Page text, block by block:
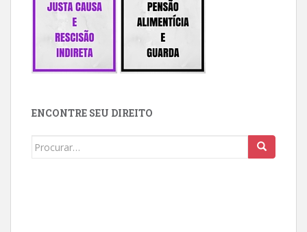
ENCONTRE SEU DIREITO
Buscar: